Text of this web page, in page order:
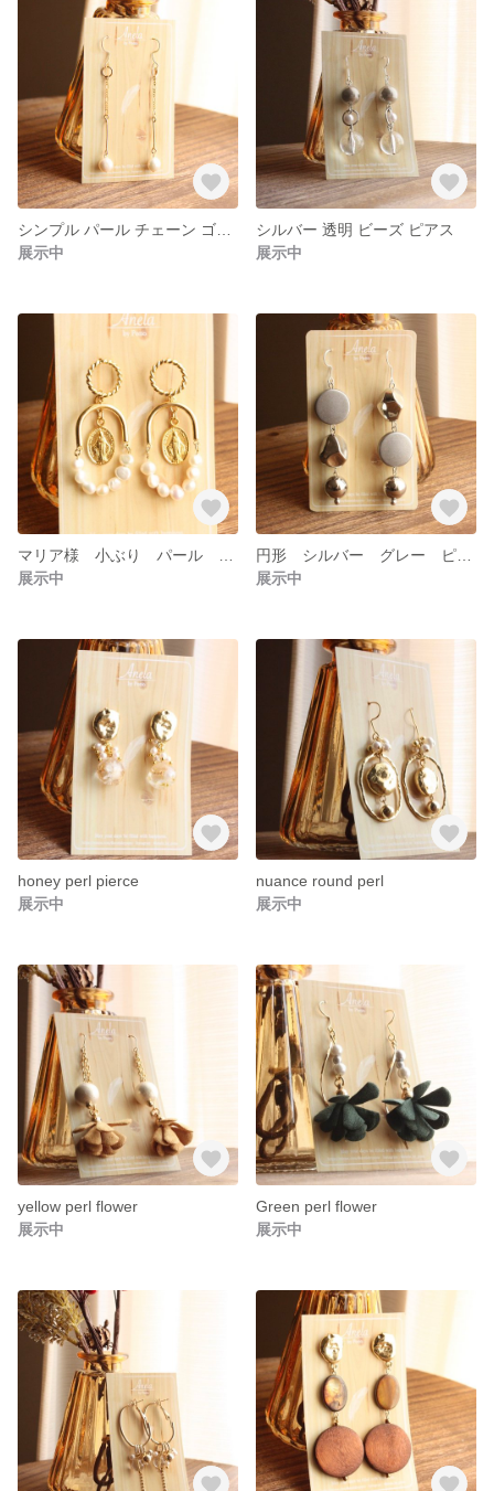
展示中
シルバー 透明 ビーズ ピアス
展示中
展示中
展示中
honey perl pierce
展示中
nuance round perl
展示中
yellow perl flower
展示中
Green perl flower
展示中